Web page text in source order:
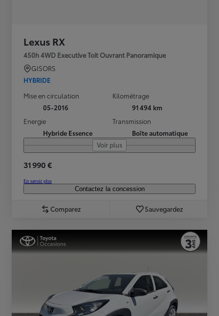
Lexus RX
450h 4WD Executive Toit Ouvrant Panoramique
GISORS
HYBRIDE
Mise en circulation
05-2016
Kilométrage
91 494 km
Energie
Hybride Essence
Transmission
Boîte automatique
Voir plus
31 990 €
En savoir plus
Contactez la concession
Comparez Sauvegardez